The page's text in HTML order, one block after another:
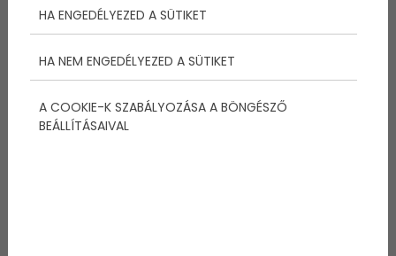
hazaérve az iskolatáskát. Így amikor
gyerekszobába való. Ne de ugye milyen ötletes?
HA ENGEDÉLYEZED A SÜTIKET
HA NEM ENGEDÉLYEZED A SÜTIKET
A COOKIE-K SZABÁLYOZÁSA A BÖNGÉSZŐ
BEÁLLÍTÁSAIVAL